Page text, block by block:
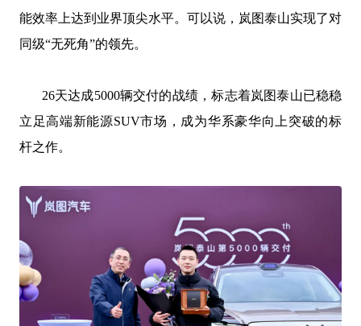
能效率上达到业界顶尖水平。可以说，岚图泰山实现了对
同级“无死角”的领先。
26天达成5000辆交付的战绩，标志着岚图泰山已稳稳
立足高端新能源SUV市场，成为华系豪华向上突破的标
杆之作。